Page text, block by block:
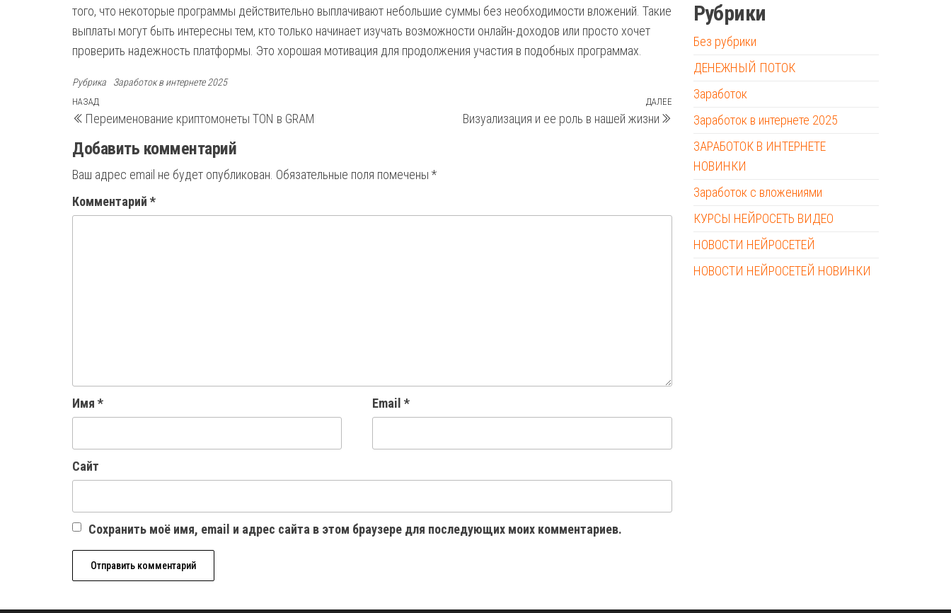
того, что некоторые программы действительно выплачивают небольшие суммы без необходимости вложений. Такие
выплаты могут быть интересны тем, кто только начинает изучать возможности онлайн-доходов или просто хочет
проверить надежность платформы. Это хорошая мотивация для продолжения участия в подобных программах.
Рубрика Заработок в интернете 2025
Навигация
по
записям
Предыдущая
запись
НАЗАД
Переименование криптомонеты TON в GRAM
Следующая
запись
ДАЛЕЕ
Визуализация и ее роль в нашей жизни
Добавить комментарий
Ваш адрес email не будет опубликован. Обязательные поля помечены *
Комментарий *
Имя * Email *
Сайт
Сохранить моё имя, email и адрес сайта в этом браузере для последующих моих комментариев.
Рубрики
Без рубрики
ДЕНЕЖНЫЙ ПОТОК
Заработок
Заработок в интернете 2025
ЗАРАБОТОК В ИНТЕРНЕТЕ
НОВИНКИ
Заработок с вложениями
КУРСЫ НЕЙРОСЕТЬ ВИДЕО
НОВОСТИ НЕЙРОСЕТЕЙ
НОВОСТИ НЕЙРОСЕТЕЙ НОВИНКИ